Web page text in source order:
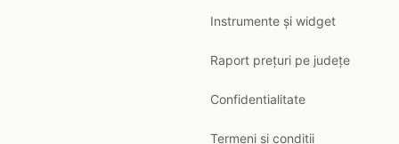
Instrumente și widget
Raport prețuri pe județe
Confidentialitate
Termeni si conditii